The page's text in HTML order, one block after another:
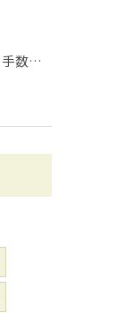
伊丹市で賃貸仲介手数料無料の賢い借り方